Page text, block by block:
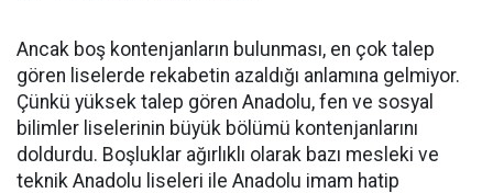
Ancak boş kontenjanların bulunması, en çok talep
gören liselerde rekabetin azaldığı anlamına gelmiyor.
Çünkü yüksek talep gören Anadolu, fen ve sosyal
bilimler liselerinin büyük bölümü kontenjanlarını
doldurdu. Boşluklar ağırlıklı olarak bazı mesleki ve
teknik Anadolu liseleri ile Anadolu imam hatip